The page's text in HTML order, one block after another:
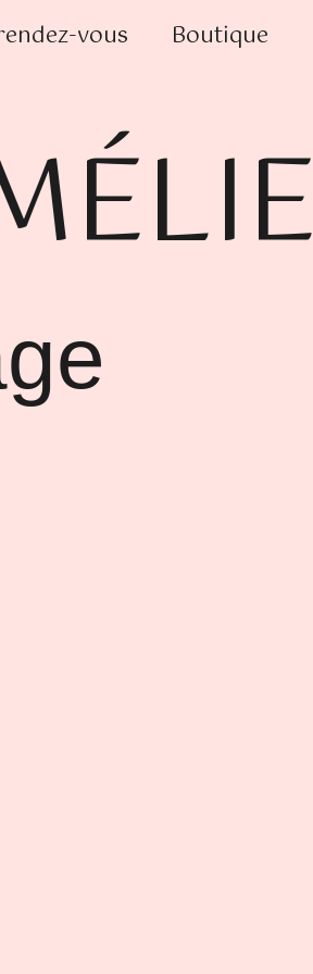
vous
Boutique